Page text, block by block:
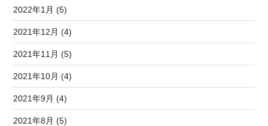
2022年1月 (5)
2021年12月 (4)
2021年11月 (5)
2021年10月 (4)
2021年9月 (4)
2021年8月 (5)